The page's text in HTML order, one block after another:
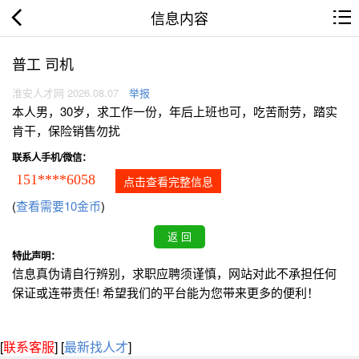
信息内容
普工 司机
淮安人才网 2026.08.07 举报
本人男，30岁，求工作一份，年后上班也可，吃苦耐劳，踏实
肯干，保险销售勿扰
联系人手机/微信：
151****6058 点击查看完整信息
(查看需要10金币)
特此声明：
信息真伪请自行辨别，求职应聘须谨慎，网站对此不承担任何
保证或连带责任! 希望我们的平台能为您带来更多的便利！
[联系客服] [最新找人才]